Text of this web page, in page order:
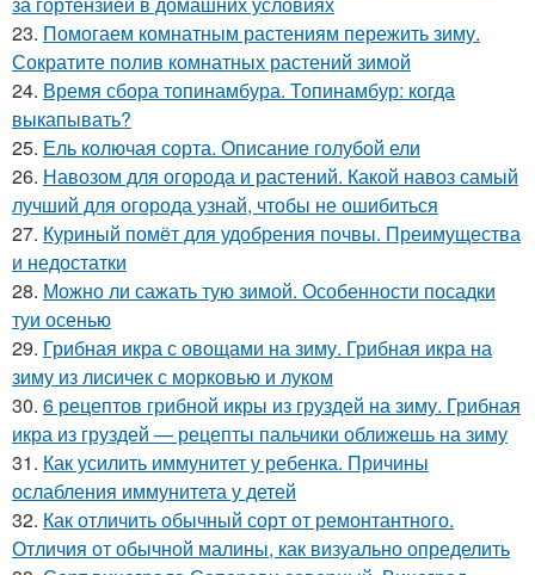
23. Помогаем комнатным растениям пережить зиму.
Сократите полив комнатных растений зимой
24. Время сбора топинамбура. Топинамбур: когда
выкапывать?
25. Ель колючая сорта. Описание голубой ели
26. Навозом для огорода и растений. Какой навоз самый
лучший для огорода узнай, чтобы не ошибиться
27. Куриный помёт для удобрения почвы. Преимущества
и недостатки
28. Можно ли сажать тую зимой. Особенности посадки
туи осенью
29. Грибная икра с овощами на зиму. Грибная икра на
зиму из лисичек с морковью и луком
30. 6 рецептов грибной икры из груздей на зиму. Грибная
икра из груздей — рецепты пальчики оближешь на зиму
31. Как усилить иммунитет у ребенка. Причины
ослабления иммунитета у детей
32. Как отличить обычный сорт от ремонтантного.
Отличия от обычной малины, как визуально определить